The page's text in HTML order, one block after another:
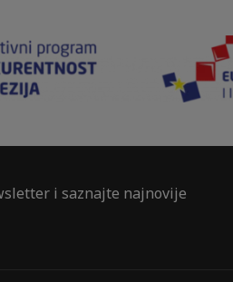
i saznajte najnovije